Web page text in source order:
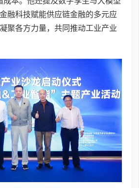
融科技赋能供应链金融的多元应
聚各方力量，共同推动工业产业